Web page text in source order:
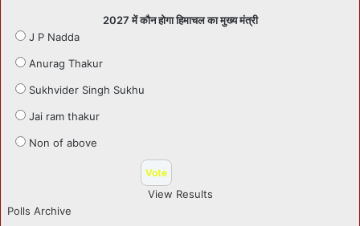
2027 में कौन होगा हिमाचल का मुख्य मंत्री
J P Nadda
Anurag Thakur
Sukhvider Singh Sukhu
Jai ram thakur
Non of above
View Results
Polls Archive